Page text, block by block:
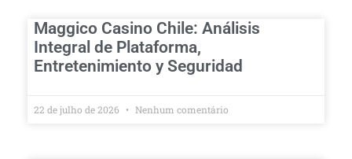
Maggico Casino Chile: Análisis
Integral de Plataforma,
Entretenimiento y Seguridad
22 de julho de 2026 Nenhum comentário